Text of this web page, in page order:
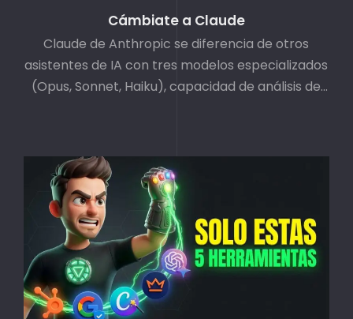
Cámbiate a Claude
Claude de Anthropic se diferencia de otros
asistentes de IA con tres modelos especializados
(Opus, Sonnet, Haiku), capacidad de análisis de